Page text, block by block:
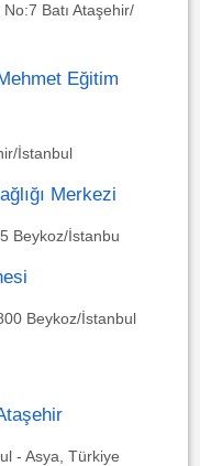
Batı Ataşehir/
Eğitim
İstanbul
Merkezi
Beykoz/İstanbu
Beykoz/İstanbul
- Asya, Türkiye